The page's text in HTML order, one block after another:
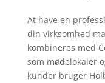
At have en
din virksomhed
kombineres med
som mødelokaler
kunder bruger